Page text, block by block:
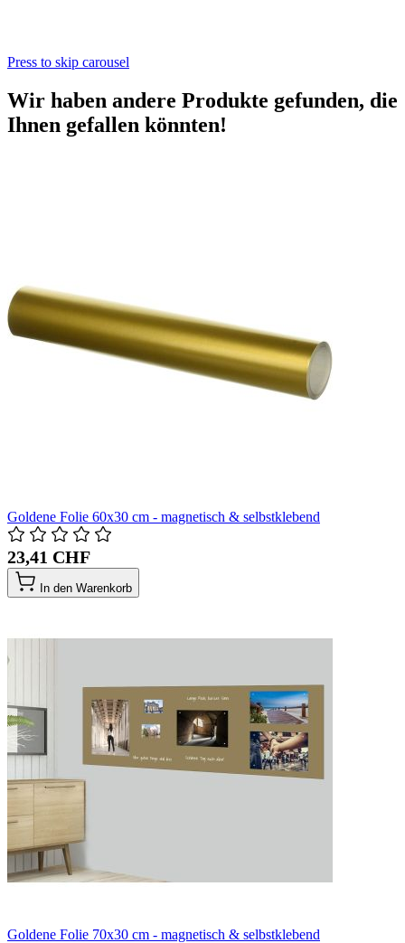
Press to skip carousel
Wir haben andere Produkte gefunden, die
Ihnen gefallen könnten!
Goldene Folie 60x30 cm - magnetisch & selbstklebend
23,41 CHF
In den Warenkorb
Goldene Folie 70x30 cm - magnetisch & selbstklebend